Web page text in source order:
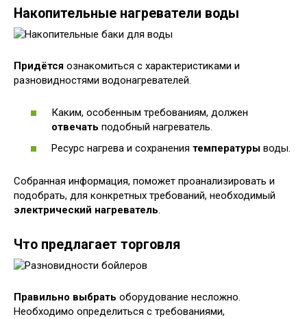
Накопительные нагреватели воды
Придётся ознакомиться с характеристиками и
разновидностями водонагревателей.
Каким, особенным требованиям, должен
отвечать подобный нагреватель.
Ресурс нагрева и сохранения температуры воды.
Собранная информация, поможет проанализировать и
подобрать, для конкретных требований, необходимый
электрический нагреватель.
Что предлагает торговля
Правильно выбрать оборудование несложно.
Необходимо определиться с требованиями,